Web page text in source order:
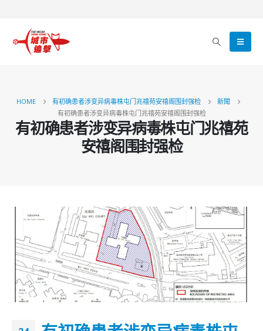
HOME 有初确患者涉变异病毒株屯门兆禧苑安禧阁围封强检
新聞
有初确患者涉变异病毒株屯门兆禧苑安禧阁围封强检
有初确患者涉变异病毒株屯门兆禧苑
安禧阁围封强检